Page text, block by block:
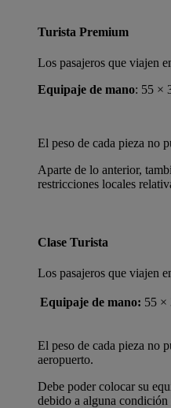
Turista Premium
Los pasajeros que viajen
Equipaje de mano: 55 ×
El peso de cada pieza no
Aparte de lo anterior,
restricciones locales
Clase Turista
Los pasajeros que viajen
Equipaje de mano: 55 ×
El peso de cada pieza no
aeropuerto.
Debe poder colocar su
debido a alguna condición